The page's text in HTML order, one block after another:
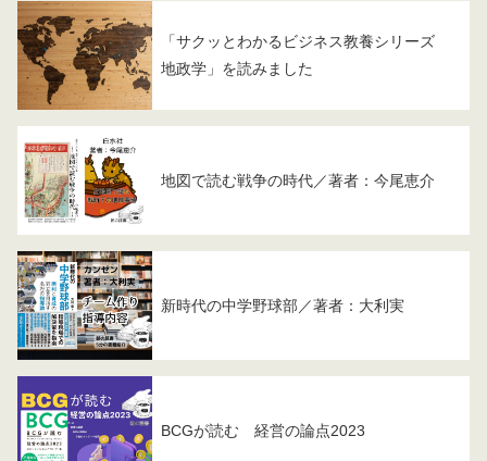
「サクッとわかるビジネス教養シリーズ
地政学」を読みました
地図で読む戦争の時代／著者：今尾恵介
新時代の中学野球部／著者：大利実
BCGが読む 経営の論点2023